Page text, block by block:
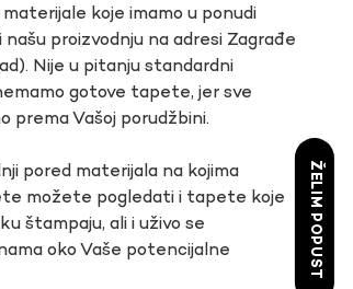
koje imamo u ponudi
proizvodnju na adresi Zagrađe
Nije u pitanju standardni
gotove tapete, jer sve
prema Vašoj porudžbini.
pored materijala na kojima
možete pogledati i tapete koje
štampaju, ali i uživo se
oko Vaše potencijalne
ŽELIM POPUST